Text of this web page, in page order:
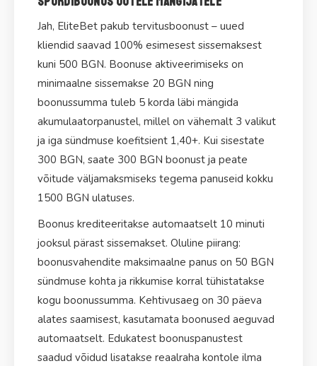
Jah, EliteBet pakub tervitusboonust – uued
kliendid saavad 100% esimesest sissemaksest
kuni 500 BGN. Boonuse aktiveerimiseks on
minimaalne sissemakse 20 BGN ning
boonussumma tuleb 5 korda läbi mängida
akumulaatorpanustel, millel on vähemalt 3 valikut
ja iga sündmuse koefitsient 1,40+. Kui sisestate
300 BGN, saate 300 BGN boonust ja peate
võitude väljamaksmiseks tegema panuseid kokku
1500 BGN ulatuses.
Boonus krediteeritakse automaatselt 10 minuti
jooksul pärast sissemakset. Oluline piirang:
boonusvahendite maksimaalne panus on 50 BGN
sündmuse kohta ja rikkumise korral tühistatakse
kogu boonussumma. Kehtivusaeg on 30 päeva
alates saamisest, kasutamata boonused aeguvad
automaatselt. Edukatest boonuspanustest
saadud võidud lisatakse reaalraha kontole ilma